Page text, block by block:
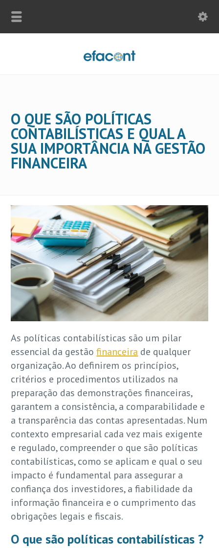
O QUE SÃO POLÍTICAS
CONTABILÍSTICAS E QUAL A
SUA IMPORTÂNCIA NA GESTÃO
FINANCEIRA
As políticas contabilísticas são um pilar
essencial da gestãofinanceira de qualquer
organização. Ao definirem os princípios,
critérios e procedimentos utilizados na
preparação das demonstrações financeiras,
garantem a consistência, a comparabilidade e
a transparência das contas apresentadas. Num
contexto empresarial cada vez mais exigente
e regulado, compreender o que são políticas
contabilísticas, como se aplicam e qual o seu
impacto é fundamental para assegurar a
confiança dos investidores, a fiabilidade da
informação financeira e o cumprimento das
obrigações legais e fiscais.
O que são políticas contabilísticas ?